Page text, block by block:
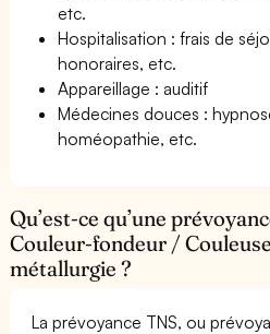
etc.
Hospitalisation : frais de
honoraires, etc.
Appareillage : auditif
Médecines douces :
homéopathie, etc.
Qu’est-ce qu’une
Couleur-fondeur /
métallurgie ?
La prévoyance TNS, ou